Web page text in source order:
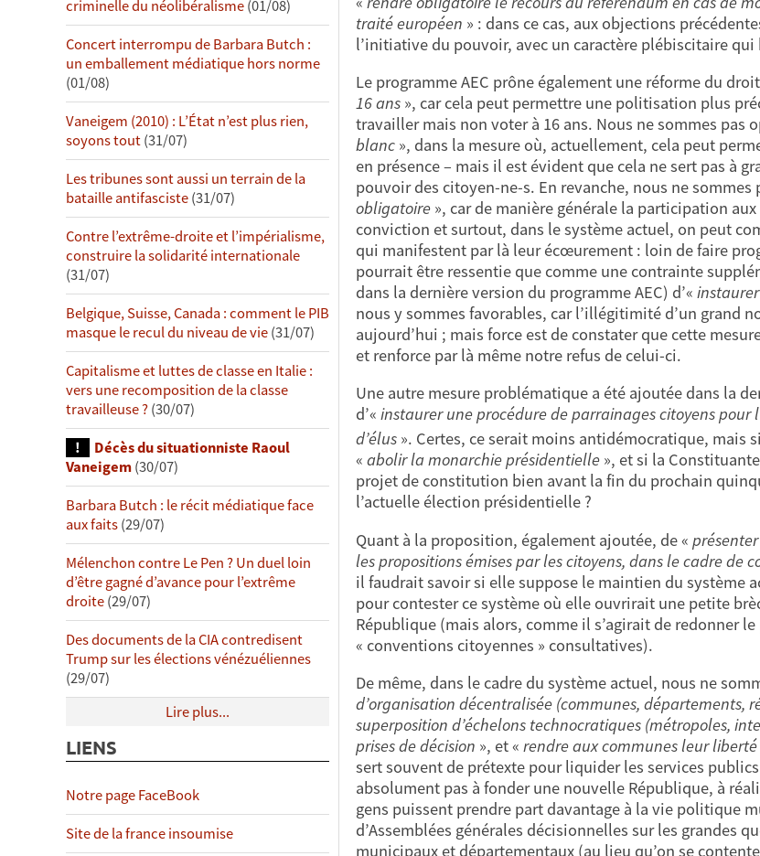
criminelle du néolibéralisme(01/08)
Concert interrompu de Barbara Butch :
un emballement médiatique hors norme
(01/08)
Vaneigem (2010) : L’État n’est plus rien,
soyons tout(31/07)
Les tribunes sont aussi un terrain de la
bataille antifasciste(31/07)
Contre l’extrême-droite et l’impérialisme,
construire la solidarité internationale
(31/07)
Belgique, Suisse, Canada : comment le PIB
masque le recul du niveau de vie(31/07)
Capitalisme et luttes de classe en Italie :
vers une recomposition de la classe
travailleuse ?(30/07)
Décès du situationniste Raoul
Vaneigem(30/07)
Barbara Butch : le récit médiatique face
aux faits(29/07)
Mélenchon contre Le Pen ? Un duel loin
d’être gagné d’avance pour l’extrême
droite(29/07)
Des documents de la CIA contredisent
Trump sur les élections vénézuéliennes
(29/07)
Lire plus...
LIENS
Notre page FaceBook
Site de la france insoumise
traité européen » : dans ce cas, aux objections
l’initiative du pouvoir, avec un caractère plébiscitaire qui
Le programme AEC prône également une réforme du
16 ans», car cela peut permettre une politisation plus
travailler mais non voter à 16 ans. Nous ne sommes pas
blanc », dans la mesure où, actuellement, cela peut
en présence – mais il est évident que cela ne sert pas à
pouvoir des citoyen-ne-s. En revanche, nous ne sommes
obligatoire », car de manière générale la participation
conviction et surtout, dans le système actuel, on peut
qui manifestent par là leur écœurement : loin de faire
pourrait être ressentie que comme une contrainte
dans la dernière version du programme AEC) d’«
nous y sommes favorables, car l’illégitimité d’un grand
aujourd’hui ; mais force est de constater que cette
et renforce par là même notre refus de celui-ci.
Une autre mesure problématique a été ajoutée dans la
d’« instaurer une procédure de parrainages citoyens
d’élus ». Certes, ce serait moins antidémocratique, mais
« abolir la monarchie présidentielle», et si la
projet de constitution bien avant la fin du prochain
l’actuelle élection présidentielle ?
Quant à la proposition, également ajoutée, de «
les propositions émises par les citoyens, dans le cadre de
il faudrait savoir si elle suppose le maintien du système
pour contester ce système où elle ouvrirait une petite
République (mais alors, comme il s’agirait de redonner
« conventions citoyennes » consultatives).
De même, dans le cadre du système actuel, nous ne
d’organisation décentralisée (communes, départements,
superposition d’échelons technocratiques (métropoles,
prises de décision », et « rendre aux communes leur
sert souvent de prétexte pour liquider les services
absolument pas à fonder une nouvelle République, à
gens puissent prendre part davantage à la vie politique
d’Assemblées générales décisionnelles sur les grandes
municipaux et départementaux (au lieu qu’on se